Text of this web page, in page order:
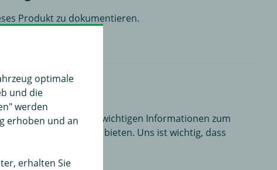
Produkt zu dokumentieren.
erhalten Sie hier alle wichtigen Informationen zum
Draht zum Hersteller bieten. Uns ist wichtig, dass
optimale
und die
werden
erhoben und an
erhalten Sie